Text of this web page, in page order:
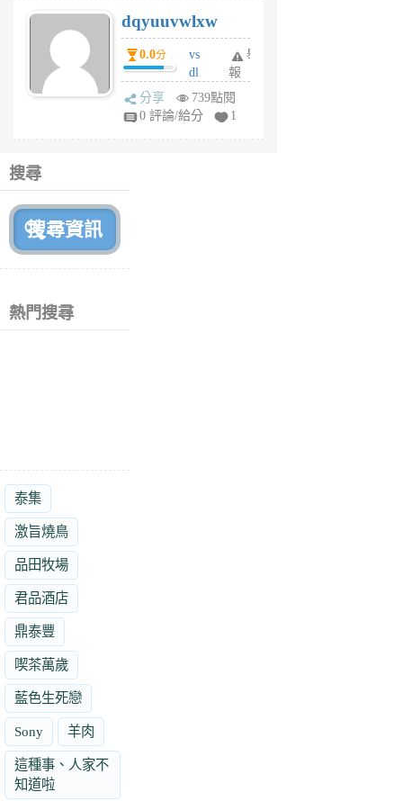
6
個
月
前
dqyuuvwlxw
0.0分
vs
dl
sq
fy
舉
報
分享
739點閱
0 評論/給分
1
搜尋
熱門搜尋
泰集
激旨燒鳥
品田牧場
君品酒店
鼎泰豐
喫茶萬歲
藍色生死戀
Sony 羊肉
這種事、人家不
知道啦